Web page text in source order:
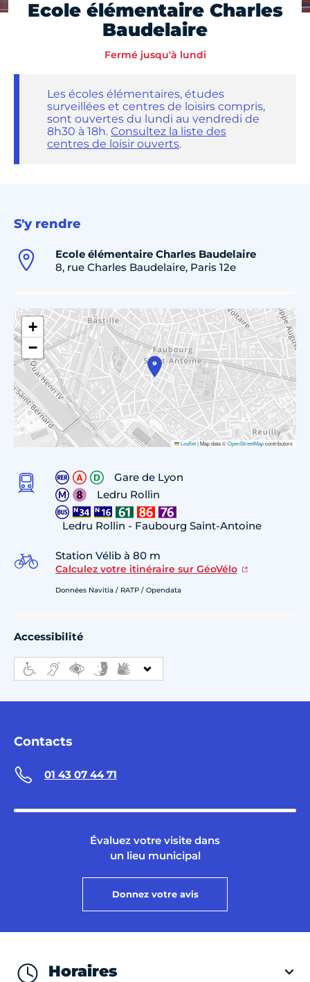
Ecole élémentaire Charles
Baudelaire
Fermé jusqu'à lundi
Les écoles élémentaires, études
surveillées et centres de loisirs compris,
sont ouvertes du lundi au vendredi de
8h30 à 18h. Consultez la liste des
centres de loisir ouverts.
S'y rendre
Ecole élémentaire Charles Baudelaire
8, rue Charles Baudelaire, Paris 12e
+
−
Leaflet|Map data ©OpenStreetMapcontributors
Gare de Lyon
Ledru Rollin
Ledru Rollin - Faubourg Saint-Antoine
Station Vélib à 80 m
Calculez votre itinéraire sur GéoVélo
Données Navitia / RATP / Opendata
Accessibilité
Contacts
01 43 07 44 71
Évaluez votre visite dans
un lieu municipal
Donnez votre avis
Horaires